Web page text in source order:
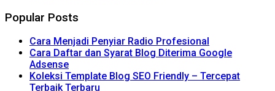
Popular Posts
Cara Menjadi Penyiar Radio Profesional
Cara Daftar dan Syarat Blog Diterima Google
Adsense
Koleksi Template Blog SEO Friendly – Tercepat
Terbaik Terbaru